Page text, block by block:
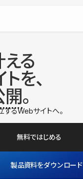
る
を、
。
するWebサイトへ。
無料ではじめる
製品資料をダウンロード